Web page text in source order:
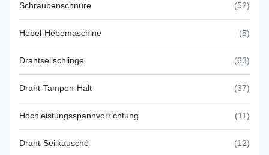
Schraubenschnüre (52)
Hebel-Hebemaschine (5)
Drahtseilschlinge (63)
Draht-Tampen-Halt (37)
Hochleistungsspannvorrichtung (11)
Draht-Seilkausche (12)